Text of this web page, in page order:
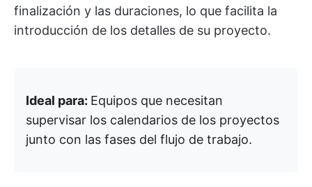
finalización y las duraciones, lo que facilita la
introducción de los detalles de su proyecto.
Ideal para: Equipos que necesitan
supervisar los calendarios de los proyectos
junto con las fases del flujo de trabajo.